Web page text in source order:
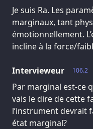
Je suis Ra. Les
marginaux, tant
émotionnellement.
incline à la force/
106.2
Intervieweur
Par marginal est-ce
vais le dire de cette
l’instrument devrait
état marginal?